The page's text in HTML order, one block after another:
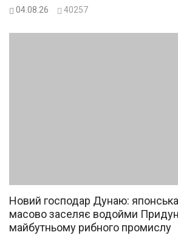
04.08.26 40257
Новий господар Дунаю:
масово заселяє водойми
майбутньому рибного промислу